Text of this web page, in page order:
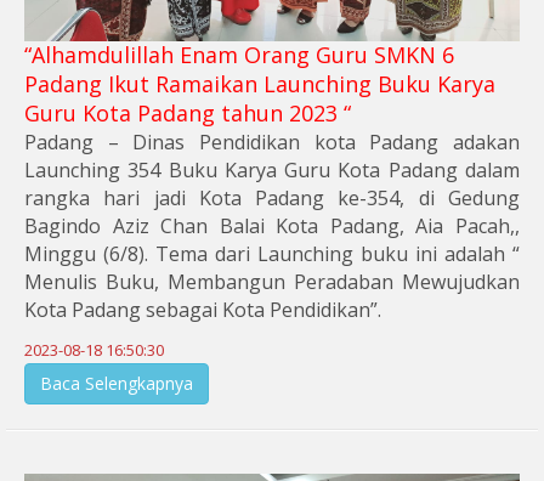
“Alhamdulillah Enam Orang Guru SMKN 6
Padang Ikut Ramaikan Launching Buku Karya
Guru Kota Padang tahun 2023 “
Padang – Dinas Pendidikan kota Padang adakan
Launching 354 Buku Karya Guru Kota Padang dalam
rangka hari jadi Kota Padang ke-354, di Gedung
Bagindo Aziz Chan Balai Kota Padang, Aia Pacah,,
Minggu (6/8). Tema dari Launching buku ini adalah “
Menulis Buku, Membangun Peradaban Mewujudkan
Kota Padang sebagai Kota Pendidikan”.
2023-08-18 16:50:30
Baca Selengkapnya